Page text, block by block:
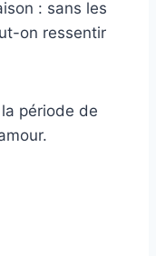
: sans les
on ressentir
période de